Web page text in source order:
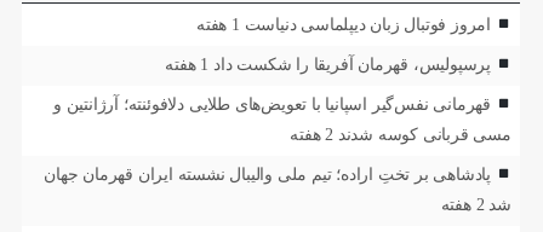
امروز فوتبال زبان دیپلماسی دنیاست 1 هفته
پرسپولیس، قهرمان آفریقا را شکست داد 1 هفته
قهرمانی نفس‌گیر اسپانیا با تعویض‌های طلایی دلافوئنته؛ آرژانتین و
مسی قربانی کوسه شدند 2 هفته
پادشاهی بر تختِ اراده؛ تیم ملی والیبال نشسته ایران قهرمان جهان
شد 2 هفته